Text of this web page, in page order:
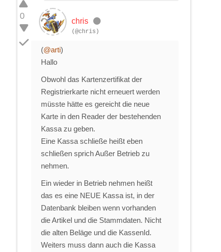
0
chris
(@chris)
(@arti)
Hallo
Obwohl das Kartenzertifikat der
Registrierkarte nicht erneuert werden
müsste hätte es gereicht die neue
Karte in den Reader der bestehenden
Kassa zu geben.
Eine Kassa schließe heißt eben
schließen sprich Außer Betrieb zu
nehmen.
Ein wieder in Betrieb nehmen heißt
das es eine NEUE Kassa ist, in der
Datenbank bleiben wenn vorhanden
die Artikel und die Stammdaten. Nicht
die alten Beläge und die KassenId.
Weiters muss dann auch die Kassa